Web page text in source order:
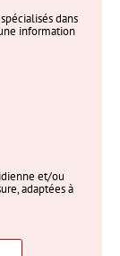
dans
information
et/ou
adaptées à